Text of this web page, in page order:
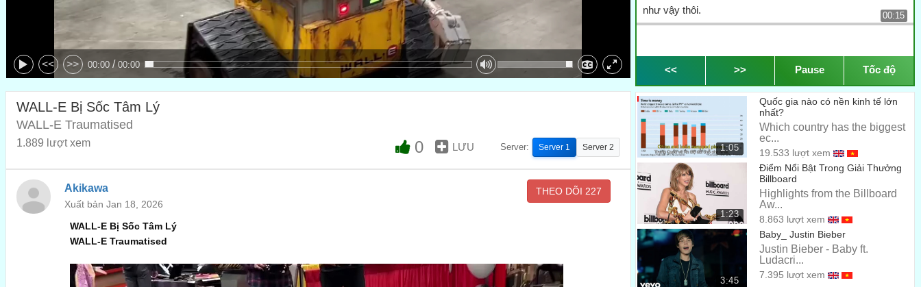
<< >> 00:00 / 00:00
như vậy thôi.
00:15
<< >> Pause Tốc độ
WALL-E Bị Sốc Tâm Lý
WALL-E Traumatised
1.889 lượt xem 0 LƯU Server: Server 1 Server 2
Akikawa
Xuất bản Jan 18, 2026
THEO DÕI 227
WALL-E Bị Sốc Tâm Lý
WALL-E Traumatised
1:05
Quốc gia nào có nền kinh tế lớn
nhất?
Which country has the biggest
ec...
19.533 lượt xem
1:23
Điểm Nổi Bật Trong Giải Thưởng
Billboard
Highlights from the Billboard
Aw...
8.863 lượt xem
3:45
Baby_ Justin Bieber
Justin Bieber - Baby ft.
Ludacri...
7.395 lượt xem